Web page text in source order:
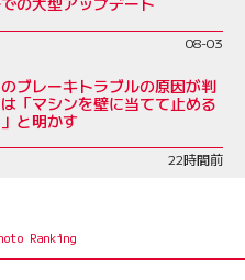
08-03
ブレーキトラブルの原因が判
「マシンを壁に当てて止める
と明かす
22時間前